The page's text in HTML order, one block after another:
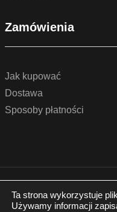
Zamówienia
Jak kupować
Dostawa
Sposoby płatności
© 2022 by
Ta strona wykorzystuje
Używamy informacji